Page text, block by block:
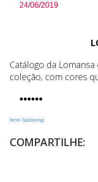
24/06/2019
Catálogo da
coleção, com cores
fenin fashionsp
COMPARTILHE: